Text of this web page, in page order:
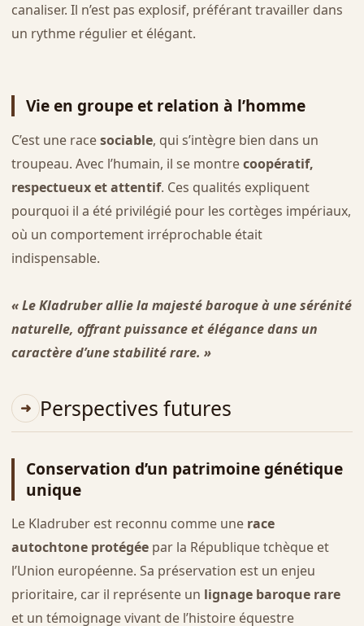
canaliser. Il n’est pas explosif, préférant travailler dans
un rythme régulier et élégant.
Vie en groupe et relation à l’homme
C’est une racesociable, qui s’intègre bien dans un
troupeau. Avec l’humain, il se montrecoopératif,
respectueux et attentif. Ces qualités expliquent
pourquoi il a été privilégié pour les cortèges impériaux,
où un comportement irréprochable était
indispensable.
« Le Kladruber allie la majesté baroque à une sérénité
naturelle, offrant puissance et élégance dans un
caractère d’une stabilité rare. »
Perspectives futures
Conservation d’un patrimoine génétique
unique
Le Kladruber est reconnu comme une race
autochtone protégéepar la République tchèque et
l’Union européenne. Sa préservation est un enjeu
prioritaire, car il représente un lignage baroque rare
et un témoignage vivant de l’histoire équestre